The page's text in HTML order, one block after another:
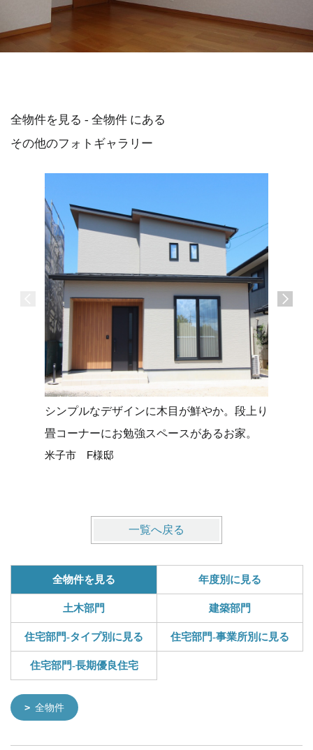
全物件を見る - 全物件 にある
その他のフォトギャラリー
シンプルなデザインに木目が鮮やか。段上り
畳コーナーにお勉強スペースがあるお家。
米子市 F様邸
一覧へ戻る
全物件を見る 年度別に見る
土木部門 建築部門
住宅部門-タイプ別に見る 住宅部門-事業所別に見る
住宅部門-長期優良住宅
全物件